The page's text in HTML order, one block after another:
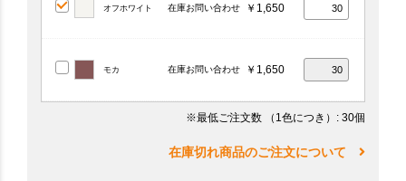
オフホワイト 在庫お問い合わせ ￥1,650
モカ 在庫お問い合わせ ￥1,650
※最低ご注文数 （1色につき） : 30個
在庫切れ商品のご注文について